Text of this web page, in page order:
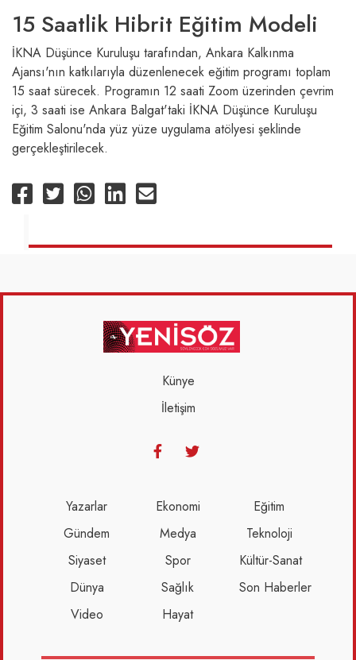
15 Saatlik Hibrit Eğitim Modeli
İKNA Düşünce Kuruluşu tarafından, Ankara Kalkınma
Ajansı'nın katkılarıyla düzenlenecek eğitim programı toplam
15 saat sürecek. Programın 12 saati Zoom üzerinden çevrim
içi, 3 saati ise Ankara Balgat'taki İKNA Düşünce Kuruluşu
Eğitim Salonu'nda yüz yüze uygulama atölyesi şeklinde
gerçekleştirilecek.
Künye
İletişim
Yazarlar
Gündem
Siyaset
Dünya
Video
Ekonomi
Medya
Spor
Sağlık
Hayat
Eğitim
Teknoloji
Kültür-Sanat
Son Haberler